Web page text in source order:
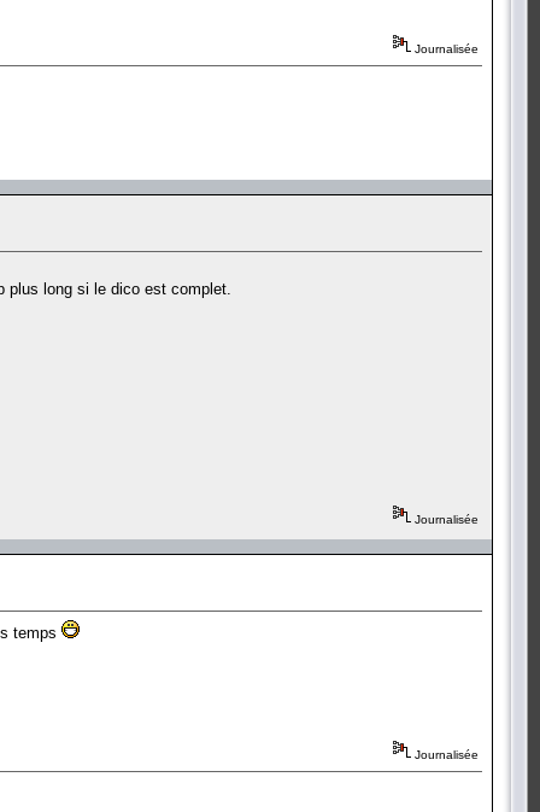
Journalisée
long si le dico est complet.
Journalisée
temps
Journalisée